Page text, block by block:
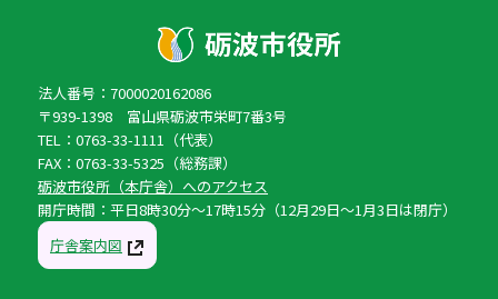
法人番号：7000020162086
〒939-1398 富山県砺波市栄町7番3号
TEL：0763-33-1111（代表）
FAX：0763-33-5325（総務課）
砺波市役所（本庁舎）へのアクセス
開庁時間：平日8時30分〜17時15分（12月29日〜1月3日は閉庁）
庁舎案内図